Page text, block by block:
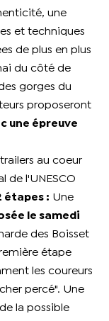
une
et techniques
de plus en plus
du côté de
gorges du
proposeront
une épreuve
au coeur
de l'UNESCO
étapes : Une
le samedi
des Boisset
étape
les coureurs
percé". Une
la possible